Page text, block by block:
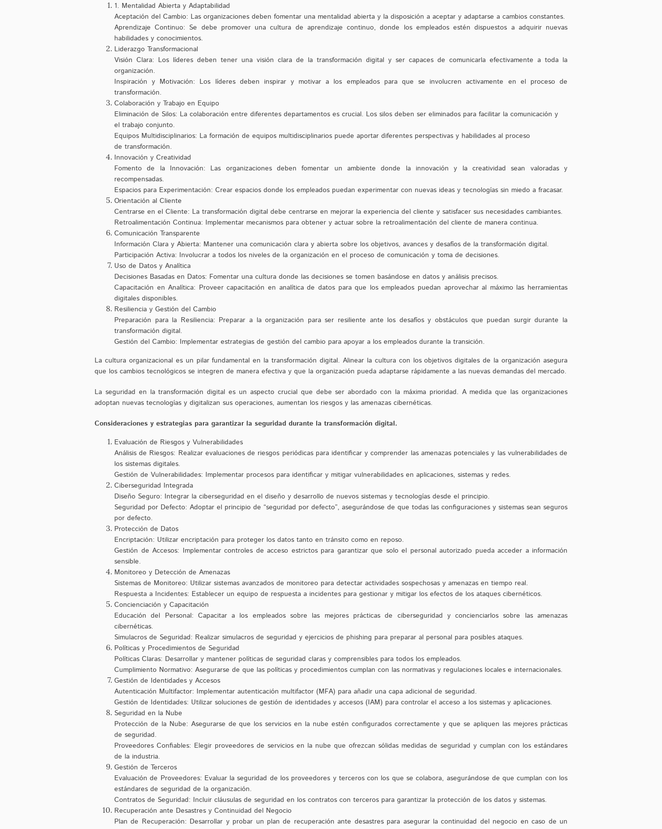
1. Mentalidad Abierta y Adaptabilidad
Aceptación del Cambio: Las organizaciones deben fomentar una mentalidad abierta y la disposición a aceptar y adaptarse a cambios constantes.
Aprendizaje Continuo: Se debe promover una cultura de aprendizaje continuo, donde los empleados estén dispuestos a adquirir nuevas
habilidades y conocimientos.
Liderazgo Transformacional
Visión Clara: Los líderes deben tener una visión clara de la transformación digital y ser capaces de comunicarla efectivamente a toda la
organización.
Inspiración y Motivación: Los líderes deben inspirar y motivar a los empleados para que se involucren activamente en el proceso de
transformación.
Colaboración y Trabajo en Equipo
Eliminación de Silos: La colaboración entre diferentes departamentos es crucial. Los silos deben ser eliminados para facilitar la comunicación y
el trabajo conjunto.
Equipos Multidisciplinarios: La formación de equipos multidisciplinarios puede aportar diferentes perspectivas y habilidades al proceso
de transformación.
Innovación y Creatividad
Fomento de la Innovación: Las organizaciones deben fomentar un ambiente donde la innovación y la creatividad sean valoradas y
recompensadas.
Espacios para Experimentación: Crear espacios donde los empleados puedan experimentar con nuevas ideas y tecnologías sin miedo a fracasar.
Orientación al Cliente
Centrarse en el Cliente: La transformación digital debe centrarse en mejorar la experiencia del cliente y satisfacer sus necesidades cambiantes.
Retroalimentación Continua: Implementar mecanismos para obtener y actuar sobre la retroalimentación del cliente de manera continua.
Comunicación Transparente
Información Clara y Abierta: Mantener una comunicación clara y abierta sobre los objetivos, avances y desafíos de la transformación digital.
Participación Activa: Involucrar a todos los niveles de la organización en el proceso de comunicación y toma de decisiones.
Uso de Datos y Analítica
Decisiones Basadas en Datos: Fomentar una cultura donde las decisiones se tomen basándose en datos y análisis precisos.
Capacitación en Analítica: Proveer capacitación en analítica de datos para que los empleados puedan aprovechar al máximo las herramientas
digitales disponibles.
Resiliencia y Gestión del Cambio
Preparación para la Resiliencia: Preparar a la organización para ser resiliente ante los desafíos y obstáculos que puedan surgir durante la
transformación digital.
Gestión del Cambio: Implementar estrategias de gestión del cambio para apoyar a los empleados durante la transición.
La cultura organizacional es un pilar fundamental en la transformación digital. Alinear la cultura con los objetivos digitales de la organización asegura
que los cambios tecnológicos se integren de manera efectiva y que la organización pueda adaptarse rápidamente a las nuevas demandas del mercado.
La seguridad en la transformación digital es un aspecto crucial que debe ser abordado con la máxima prioridad. A medida que las organizaciones
adoptan nuevas tecnologías y digitalizan sus operaciones, aumentan los riesgos y las amenazas cibernéticas.
Consideraciones y estrategias para garantizar la seguridad durante la transformación digital.
Evaluación de Riesgos y Vulnerabilidades
Análisis de Riesgos: Realizar evaluaciones de riesgos periódicas para identificar y comprender las amenazas potenciales y las vulnerabilidades de
los sistemas digitales.
Gestión de Vulnerabilidades: Implementar procesos para identificar y mitigar vulnerabilidades en aplicaciones, sistemas y redes.
Ciberseguridad Integrada
Diseño Seguro: Integrar la ciberseguridad en el diseño y desarrollo de nuevos sistemas y tecnologías desde el principio.
Seguridad por Defecto: Adoptar el principio de “seguridad por defecto”, asegurándose de que todas las configuraciones y sistemas sean seguros
por defecto.
Protección de Datos
Encriptación: Utilizar encriptación para proteger los datos tanto en tránsito como en reposo.
Gestión de Accesos: Implementar controles de acceso estrictos para garantizar que solo el personal autorizado pueda acceder a información
sensible.
Monitoreo y Detección de Amenazas
Sistemas de Monitoreo: Utilizar sistemas avanzados de monitoreo para detectar actividades sospechosas y amenazas en tiempo real.
Respuesta a Incidentes: Establecer un equipo de respuesta a incidentes para gestionar y mitigar los efectos de los ataques cibernéticos.
Concienciación y Capacitación
Educación del Personal: Capacitar a los empleados sobre las mejores prácticas de ciberseguridad y concienciarlos sobre las amenazas
cibernéticas.
Simulacros de Seguridad: Realizar simulacros de seguridad y ejercicios de phishing para preparar al personal para posibles ataques.
Políticas y Procedimientos de Seguridad
Políticas Claras: Desarrollar y mantener políticas de seguridad claras y comprensibles para todos los empleados.
Cumplimiento Normativo: Asegurarse de que las políticas y procedimientos cumplan con las normativas y regulaciones locales e internacionales.
Gestión de Identidades y Accesos
Autenticación Multifactor: Implementar autenticación multifactor (MFA) para añadir una capa adicional de seguridad.
Gestión de Identidades: Utilizar soluciones de gestión de identidades y accesos (IAM) para controlar el acceso a los sistemas y aplicaciones.
Seguridad en la Nube
Protección de la Nube: Asegurarse de que los servicios en la nube estén configurados correctamente y que se apliquen las mejores prácticas
de seguridad.
Proveedores Confiables: Elegir proveedores de servicios en la nube que ofrezcan sólidas medidas de seguridad y cumplan con los estándares
de la industria.
Gestión de Terceros
Evaluación de Proveedores: Evaluar la seguridad de los proveedores y terceros con los que se colabora, asegurándose de que cumplan con los
estándares de seguridad de la organización.
Contratos de Seguridad: Incluir cláusulas de seguridad en los contratos con terceros para garantizar la protección de los datos y sistemas.
Recuperación ante Desastres y Continuidad del Negocio
Plan de Recuperación: Desarrollar y probar un plan de recuperación ante desastres para asegurar la continuidad del negocio en caso de un